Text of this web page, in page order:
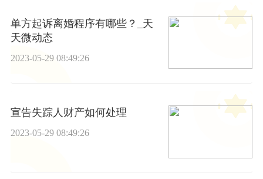
单方起诉离婚程序有哪些？_天
天微动态
2023-05-29 08:49:26
宣告失踪人财产如何处理
2023-05-29 08:49:26